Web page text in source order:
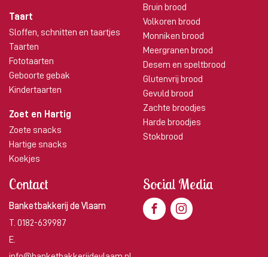
Taart
Sloffen, schnitten en taartjes
Taarten
Fototaarten
Geboorte gebak
Kindertaarten
Zoet en Hartig
Zoete snacks
Hartige snacks
Koekjes
Bruin brood
Volkoren brood
Monniken brood
Meergranen brood
Desem en speltbrood
Glutenvrij brood
Gevuld brood
Zachte broodjes
Harde broodjes
Stokbrood
Contact
Banketbakkerij de Vlaam
T. 0182-639987
E.
Social Media